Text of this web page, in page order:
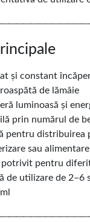
și constant
de lămâie
luminoasă și
prin numărul de
pentru distribuirea
sau
pentru
utilizare de 2–6